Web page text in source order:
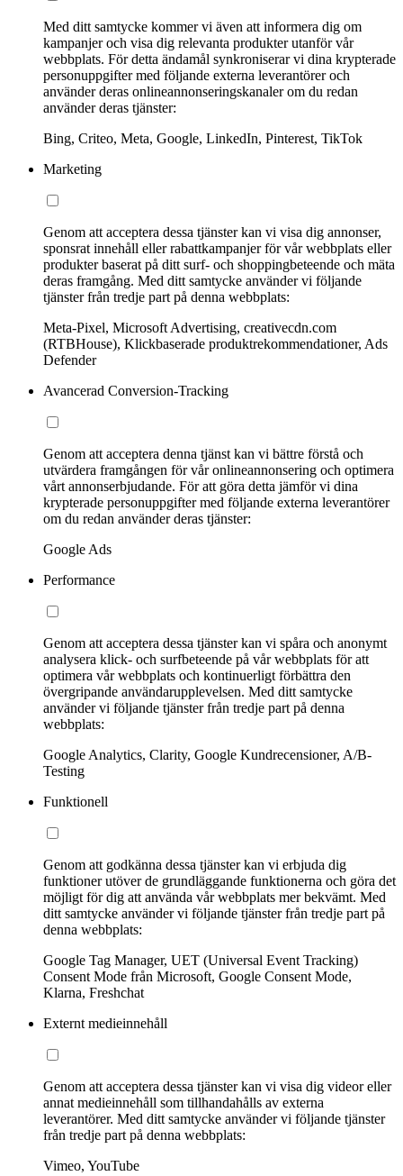
Med ditt samtycke kommer vi även att informera dig om
kampanjer och visa dig relevanta produkter utanför vår
webbplats. För detta ändamål synkroniserar vi dina krypterade
personuppgifter med följande externa leverantörer och
använder deras onlineannonseringskanaler om du redan
använder deras tjänster:
Bing, Criteo, Meta, Google, LinkedIn, Pinterest, TikTok
Marketing
Genom att acceptera dessa tjänster kan vi visa dig annonser,
sponsrat innehåll eller rabattkampanjer för vår webbplats eller
produkter baserat på ditt surf- och shoppingbeteende och mäta
deras framgång. Med ditt samtycke använder vi följande
tjänster från tredje part på denna webbplats:
Meta-Pixel, Microsoft Advertising, creativecdn.com
(RTBHouse), Klickbaserade produktrekommendationer, Ads
Defender
Avancerad Conversion-Tracking
Genom att acceptera denna tjänst kan vi bättre förstå och
utvärdera framgången för vår onlineannonsering och optimera
vårt annonserbjudande. För att göra detta jämför vi dina
krypterade personuppgifter med följande externa leverantörer
om du redan använder deras tjänster:
Google Ads
Performance
Genom att acceptera dessa tjänster kan vi spåra och anonymt
analysera klick- och surfbeteende på vår webbplats för att
optimera vår webbplats och kontinuerligt förbättra den
övergripande användarupplevelsen. Med ditt samtycke
använder vi följande tjänster från tredje part på denna
webbplats:
Google Analytics, Clarity, Google Kundrecensioner, A/B-
Testing
Funktionell
Genom att godkänna dessa tjänster kan vi erbjuda dig
funktioner utöver de grundläggande funktionerna och göra det
möjligt för dig att använda vår webbplats mer bekvämt. Med
ditt samtycke använder vi följande tjänster från tredje part på
denna webbplats:
Google Tag Manager, UET (Universal Event Tracking)
Consent Mode från Microsoft, Google Consent Mode,
Klarna, Freshchat
Externt medieinnehåll
Genom att acceptera dessa tjänster kan vi visa dig videor eller
annat medieinnehåll som tillhandahålls av externa
leverantörer. Med ditt samtycke använder vi följande tjänster
från tredje part på denna webbplats:
Vimeo, YouTube